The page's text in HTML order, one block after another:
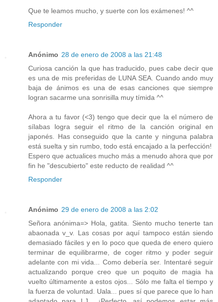
Que te leamos mucho, y suerte con los exámenes! ^^
Responder
Anónimo 28 de enero de 2008 a las 21:48
Curiosa canción la que has traducido, pues cabe decir que
es una de mis preferidas de LUNA SEA. Cuando ando muy
baja de ánimos es una de esas canciones que siempre
logran sacarme una sonrisilla muy tímida ^^
Ahora a tu favor (<3) tengo que decir que la el número de
sílabas logra seguir el ritmo de la canción original en
japonés. Has conseguido que la cante y ninguna palabra
está suelta y sin rumbo, todo está encajado a la perfección!
Espero que actualices mucho más a menudo ahora que por
fin he "descubierto" este reducto de realidad ^^
Responder
Anónimo 29 de enero de 2008 a las 2:02
Señora anónima=> Hola, gatita. Siento mucho tenerte tan
abaonada v_v. Las cosas por aquí tampoco están siendo
demasiado fáciles y en lo poco que queda de enero quiero
terminar de equilibrarme, de coger ritmo y poder seguir
adelante con mi vida... Como debería ser. Intentaré seguir
actualizando porque creo que un poquito de magia ha
vuelto últimamente a estos ojos... Sólo me falta el tiempo y
la fuerza de voluntad. Uala... pues sí que parece que lo han